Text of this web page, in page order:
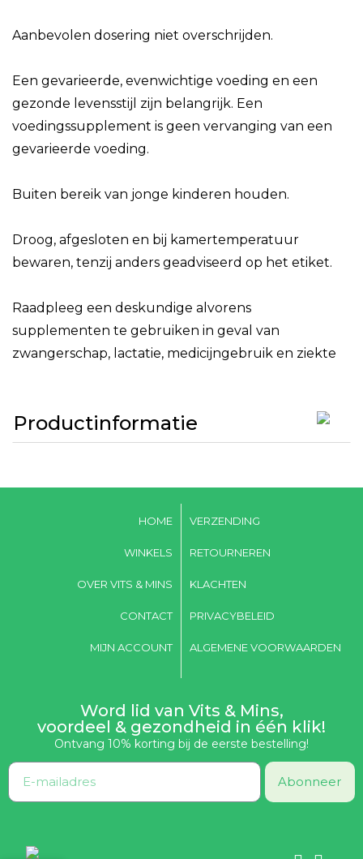
Aanbevolen dosering niet overschrijden.
Een gevarieerde, evenwichtige voeding en een
gezonde levensstijl zijn belangrijk. Een
voedingssupplement is geen vervanging van een
gevarieerde voeding.
Buiten bereik van jonge kinderen houden.
Droog, afgesloten en bij kamertemperatuur
bewaren, tenzij anders geadviseerd op het etiket.
Raadpleeg een deskundige alvorens
supplementen te gebruiken in geval van
zwangerschap, lactatie, medicijngebruik en ziekte
Productinformatie
HOME
WINKELS
OVER VITS & MINS
CONTACT
MIJN ACCOUNT
VERZENDING
RETOURNEREN
KLACHTEN
PRIVACYBELEID
ALGEMENE VOORWAARDEN
Word lid van Vits & Mins,
voordeel & gezondheid in één klik!
Ontvang 10% korting bij de eerste bestelling!
Abonneer